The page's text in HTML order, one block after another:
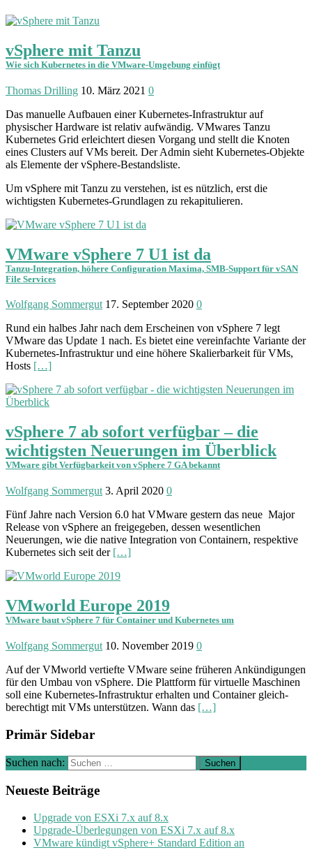
vSphere mit Tanzu
Wie sich Kubernetes in die VMware-Umgebung einfügt
Thomas Drilling 10. März 2021 0
Das manuelle Aufbauen einer Kubernetes-Infrastruktur auf
physischer Hardware ist relativ aufwändig. VMwares Tanzu
Kubernetes Grid erleichtert diesen Vorgang und stellt die Knoten
eines Clusters auf VMs bereit. Der Admin sieht Kubernetes-Objekte
als Elemente der vSphere-Bestands­liste.
Um vSphere mit Tanzu zu verstehen, ist es nützlich, erst die
wichtigsten Kubernetes-Grundlagen zu rekapitulieren.
VMware vSphere 7 U1 ist da
Tanzu-Integration, höhere Configuration Maxima, SMB-Support für vSAN
File Services
Wolfgang Sommergut 17. September 2020 0
Rund ein halbes Jahr nach dem Erscheinen von vSphere 7 legt
VMware das Update 1 nach. Es bietet eine verein­fachte Variante der
Kubernetes-Infra­struktur und eine höhere Skalier­barkeit für VMs,
Hosts […]
vSphere 7 ab sofort verfügbar – die
wichtigsten Neuerungen im Überblick
VMware gibt Verfügbarkeit von vSphere 7 GA bekannt
Wolfgang Sommergut 3. April 2020 0
Fünf Jahre nach Version 6.0 hat VMware gestern das neue Major
Release von vSphere an freigegeben, dessen wesentlichen
Neuerungen, wie die native Integration von Containern, respektive
Kubernetes sich seit der […]
VMworld Europe 2019
VMware baut vSphere 7 für Container und Kubernetes um
Wolfgang Sommergut 10. November 2019 0
Auf der VMworld ver­tiefte VMware seine frü­heren Ankün­digungen
für den Umbau von vSphere. Die Platt­form für virtu­elle Maschinen
soll eine Kuber­netes-Infra­struktur er­halten und Con­tainer gleich­
berechtigt mit VMs unter­stützen. Wann das […]
Primär Sidebar
Suchen nach:
Neueste Beiträge
Upgrade von ESXi 7.x auf 8.x
Upgrade-Überlegungen von ESXi 7.x auf 8.x
VMware kündigt vSphere+ Standard Edition an